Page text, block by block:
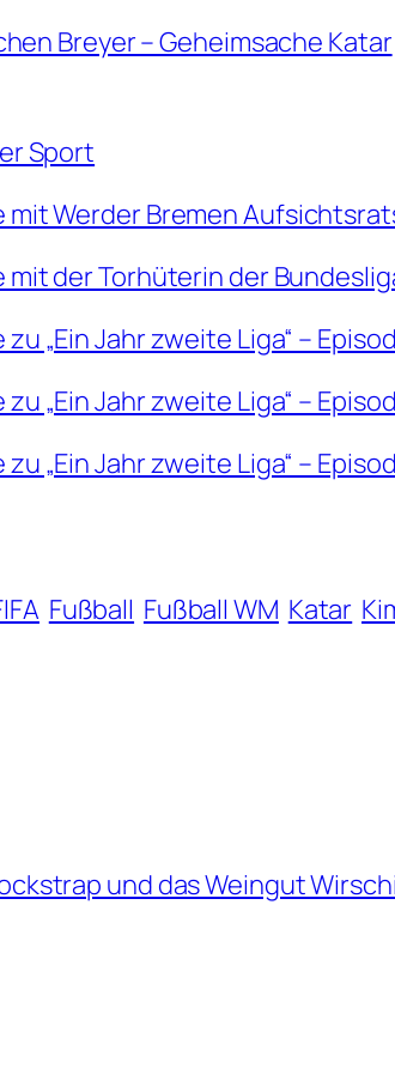
Breyer – Geheimsache Katar
Sport
mit Werder Bremen
der Torhüterin der
„Ein Jahr zweite Liga“ –
„Ein Jahr zweite Liga“ –
„Ein Jahr zweite Liga“ –
Fußball Fußball WM Katar
und das Weingut